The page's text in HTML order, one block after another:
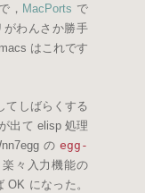
， MacPorts で
わんさか勝手
はこれです
てしばらくする
出て elisp 処理
の egg-
々入力機能の
になった。